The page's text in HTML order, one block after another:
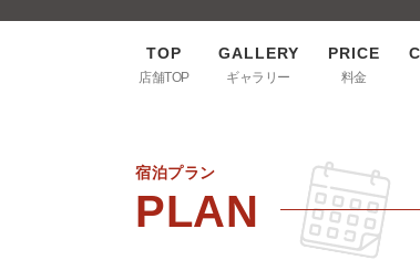
店舗TOP ギャラリー 料金
宿泊プラン